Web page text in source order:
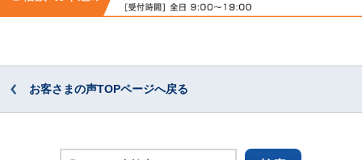
お客さまの声TOPページへ戻る